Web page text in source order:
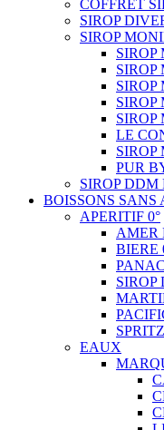
COFFRET
SIROP
SIROP
SIROP
SIROP
SIROP
SIROP
SIROP
LE
SIROP
PUR
SIROP DDM
BOISSONS SANS
APERITIF 0°
AMER
BIERE
SIROP
EAUX